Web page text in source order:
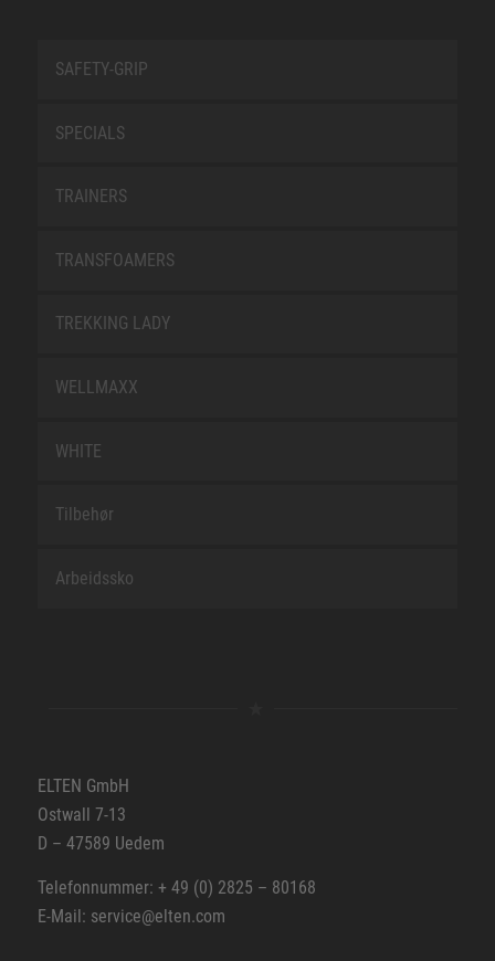
SAFETY-GRIP
SPECIALS
TRAINERS
TRANSFOAMERS
TREKKING LADY
WELLMAXX
WHITE
Tilbehør
Arbeidssko
ELTEN GmbH
Ostwall 7-13
D – 47589 Uedem
Telefonnummer: + 49 (0) 2825 – 80168
E-Mail: service@elten.com